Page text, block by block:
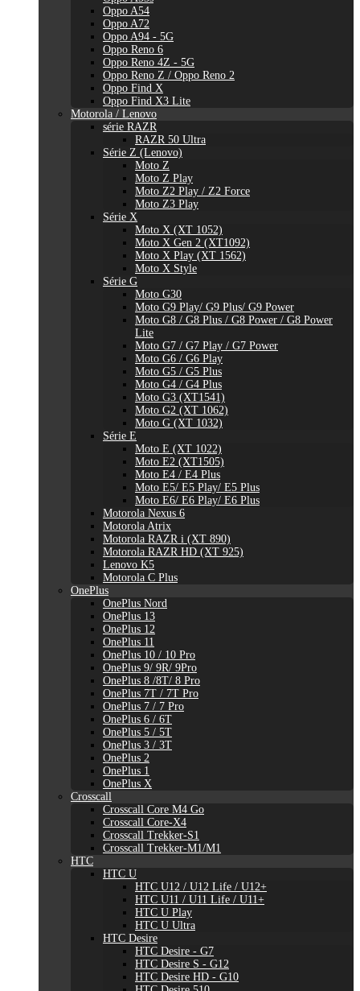
Oppo A54
Oppo A72
Oppo A94 - 5G
Oppo Reno 6
Oppo Reno 4Z - 5G
Oppo Reno Z / Oppo Reno 2
Oppo Find X
Oppo Find X3 Lite
Motorola / Lenovo
série RAZR
RAZR 50 Ultra
Série Z (Lenovo)
Moto Z
Moto Z Play
Moto Z2 Play / Z2 Force
Moto Z3 Play
Série X
Moto X (XT 1052)
Moto X Gen 2 (XT1092)
Moto X Play (XT 1562)
Moto X Style
Série G
Moto G30
Moto G9 Play/ G9 Plus/ G9 Power
Moto G8 / G8 Plus / G8 Power / G8 Power
Lite
Moto G7 / G7 Play / G7 Power
Moto G6 / G6 Play
Moto G5 / G5 Plus
Moto G4 / G4 Plus
Moto G3 (XT1541)
Moto G2 (XT 1062)
Moto G (XT 1032)
Série E
Moto E (XT 1022)
Moto E2 (XT1505)
Moto E4 / E4 Plus
Moto E5/ E5 Play/ E5 Plus
Moto E6/ E6 Play/ E6 Plus
Motorola Nexus 6
Motorola Atrix
Motorola RAZR i (XT 890)
Motorola RAZR HD (XT 925)
Lenovo K5
Motorola C Plus
OnePlus
OnePlus Nord
OnePlus 13
OnePlus 12
OnePlus 11
OnePlus 10 / 10 Pro
OnePlus 9/ 9R/ 9Pro
OnePlus 8 /8T/ 8 Pro
OnePlus 7T / 7T Pro
OnePlus 7 / 7 Pro
OnePlus 6 / 6T
OnePlus 5 / 5T
OnePlus 3 / 3T
OnePlus 2
OnePlus 1
OnePlus X
Crosscall
Crosscall Core M4 Go
Crosscall Core-X4
Crosscall Trekker-S1
Crosscall Trekker-M1/M1
HTC
HTC U
HTC U12 / U12 Life / U12+
HTC U11 / U11 Life / U11+
HTC U Play
HTC U Ultra
HTC Desire
HTC Desire - G7
HTC Desire S - G12
HTC Desire HD - G10